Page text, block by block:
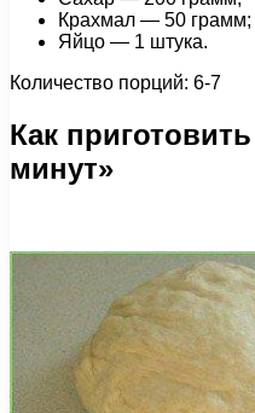
Крахмал — 50 грамм;
Яйцо — 1 штука.
Количество порций: 6-7
Как
минут»